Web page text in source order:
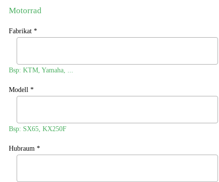
Motorrad
Fabrikat *
Bsp: KTM, Yamaha, ...
Modell *
Bsp: SX65, KX250F
Hubraum *